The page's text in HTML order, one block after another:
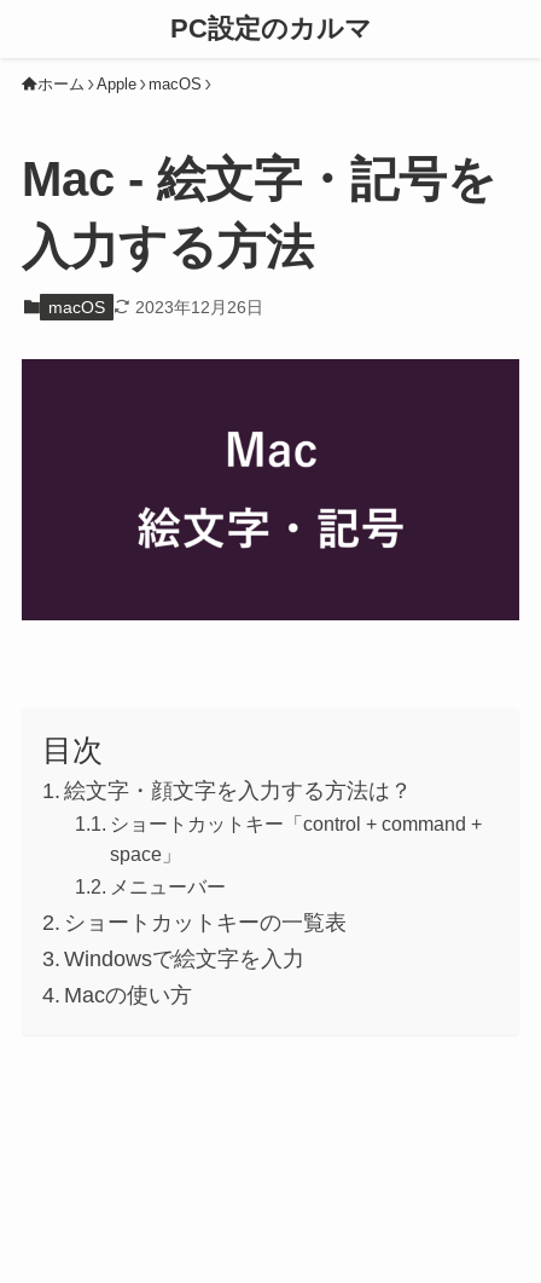
PC設定のカルマ
ホーム Apple macOS
Mac - 絵文字・記号を
入力する方法
macOS 2023年12月26日
目次
絵文字・顔文字を入力する方法は？
ショートカットキー「control + command +
space」
メニューバー
ショートカットキーの一覧表
Windowsで絵文字を入力
Macの使い方